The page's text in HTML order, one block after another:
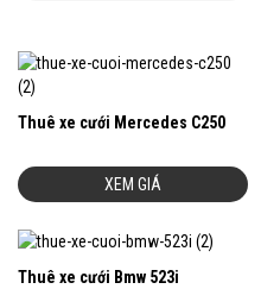
Thuê xe cưới Mercedes C250
XEM GIÁ
Thuê xe cưới Bmw 523i